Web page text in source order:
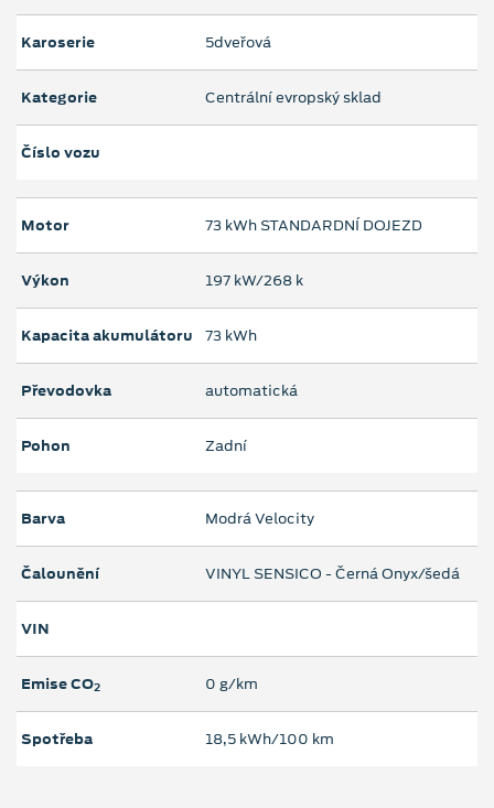
Karoserie 5dveřová
Kategorie Centrální evropský sklad
Číslo vozu
Motor 73 kWh STANDARDNÍ DOJEZD
Výkon 197 kW/268 k
Kapacita akumulátoru 73 kWh
Převodovka automatická
Pohon Zadní
Barva Modrá Velocity
Čalounění VINYL SENSICO - Černá Onyx/šedá
VIN
Emise CO2 0 g/km
Spotřeba 18,5 kWh/100 km